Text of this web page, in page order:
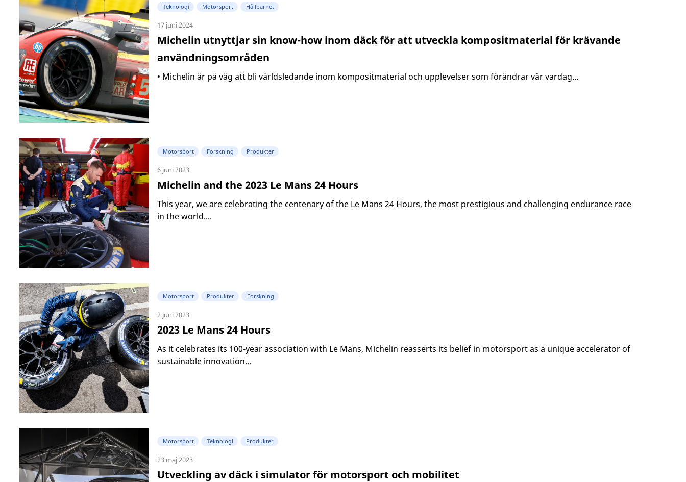
Teknologi Motorsport Hållbarhet
17 juni 2024
Michelin utnyttjar sin know-how inom däck för att utveckla kompositmaterial för krävande
användningsområden
• Michelin är på väg att bli världsledande inom kompositmaterial och upplevelser som förändrar vår vardag...
Motorsport Forskning Produkter
6 juni 2023
Michelin and the 2023 Le Mans 24 Hours
This year, we are celebrating the centenary of the Le Mans 24 Hours, the most prestigious and challenging endurance race
in the world....
Motorsport Produkter Forskning
2 juni 2023
2023 Le Mans 24 Hours
As it celebrates its 100-year association with Le Mans, Michelin reasserts its belief in motorsport as a unique accelerator of
sustainable innovation...
Motorsport Teknologi Produkter
23 maj 2023
Utveckling av däck i simulator för motorsport och mobilitet